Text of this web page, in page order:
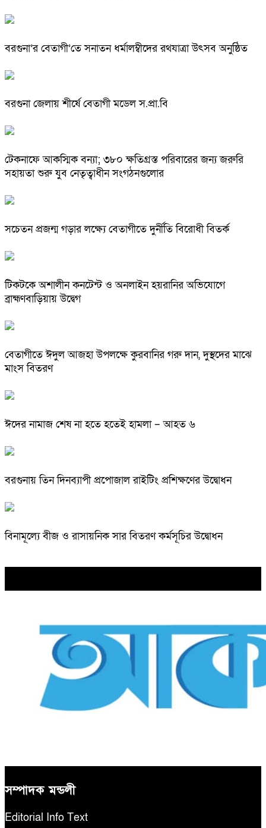
বরগুনা’র বেতাগী’তে সনাতন ধর্মালম্বীদের রথযাত্রা উৎসব অনুষ্ঠিত
বরগুনা জেলায় শীর্ষে বেতাগী মডেল স.প্রা.বি
টেকনাফে আকস্মিক বন্যা; ৩৮০ ক্ষতিগ্রস্ত পরিবারের জন্য জরুরি
সহায়তা শুরু যুব নেতৃত্বাধীন সংগঠনগুলোর
সচেতন প্রজন্ম গড়ার লক্ষ্যে বেতাগীতে দুর্নীতি বিরোধী বিতর্ক
টিকটকে অশালীন কনটেন্ট ও অনলাইন হয়রানির অভিযোগে
ব্রাহ্মণবাড়িয়ায় উদ্বেগ
বেতাগীতে ঈদুল আজহা উপলক্ষে কুরবানির গরু দান, দুস্থদের মাঝে
মাংস বিতরণ
ঈদের নামাজ শেষ না হতে হতেই হামলা – আহত ৬
বরগুনায় তিন দিনব্যাপী প্রপোজাল রাইটিং প্রশিক্ষণের উদ্বোধন
বিনামূল্যে বীজ ও রাসায়নিক সার বিতরণ কর্মসূচির উদ্বোধন
সম্পাদক মন্ডলী
Editorial Info Text